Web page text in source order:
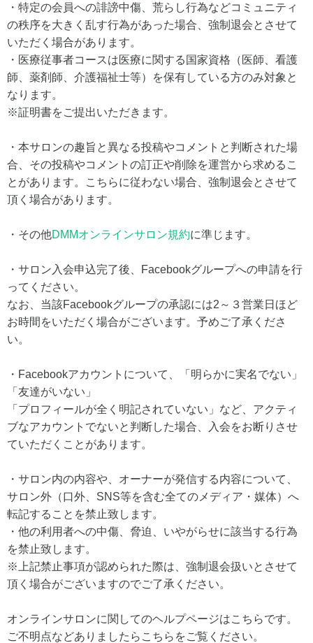
・特定の会員への誹謗中傷、荒らし行為などコミュニティ
の秩序を大きく乱す行為があった場合、強制退会とさせて
いただく場合があります。
・医療従事者コースは医療に関する国家資格（医師、看護
師、薬剤師、介護福祉士等）を保有している方のみ対象と
なります。
※証明書をご提出いただきます。
・本サロンの趣旨と異なる投稿やコメントと判断された場
合、その投稿やコメントの訂正や削除を運営から求めるこ
とがあります。こちらに従わない場合、強制退会とさせて
頂く場合があります。
・その他DMMオンラインサロン規約に準じます。
・サロン入会申込完了後、Facebookグループへの申請を行
ってください。
なお、当該Facebookグループの承認には2～３営業日ほど
お時間をいただく場合がございます。予めご了承くださ
い。
・Facebookアカウントについて、「明らかに実名でない」
「友達がいない」
「プロフィールが全く明記されていない」など、アクティ
ブなアカウントでないと判断した場合、入会をお断りさせ
ていただくことがあります。
・サロン内の内容や、オーナーが発信する内容について、
サロン外（口外、SNS等を含む全てのメディア・媒体）へ
転記することを禁止致します。
・他の利用者への中傷、脅迫、いやがらせに該当する行為
を禁止致します。
※上記禁止事項が認められた際は、強制退会扱いとさせて
頂く場合がございますのでご了承ください。
オンラインサロンに関してのヘルプページはこちらです。
ご不明点などありましたらこちらをご覧ください。